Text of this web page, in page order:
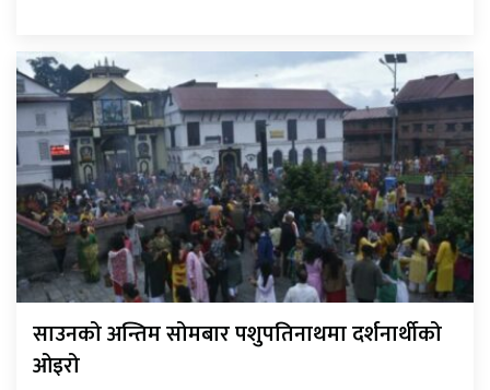
साउनको अन्तिम सोमबार पशुपतिनाथमा दर्शनार्थीको
ओइरो